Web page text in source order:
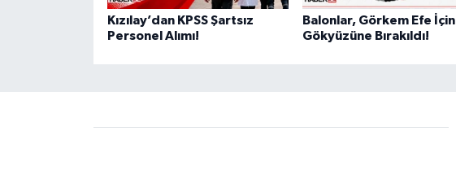
Kızılay’dan KPSS Şartsız
Personel Alımı!
Balonlar, Görkem Efe İçin
Gökyüzüne Bırakıldı!